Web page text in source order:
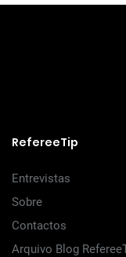
RefereeTip
Entrevistas
Sobre
Contactos
Arquivo Blog